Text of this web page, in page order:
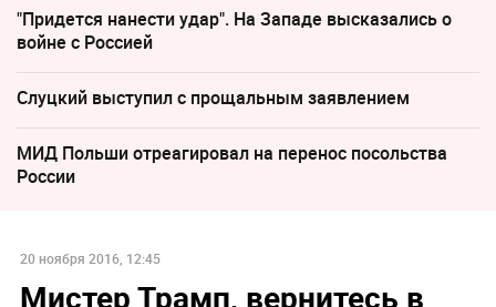
"Придется нанести удар". На Западе высказались о
войне с Россией
Слуцкий выступил с прощальным заявлением
МИД Польши отреагировал на перенос посольства
России
20 ноября 2016, 12:45
Мистер Трамп, вернитесь в